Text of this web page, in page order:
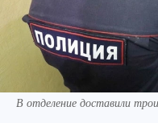
В отделение доставили